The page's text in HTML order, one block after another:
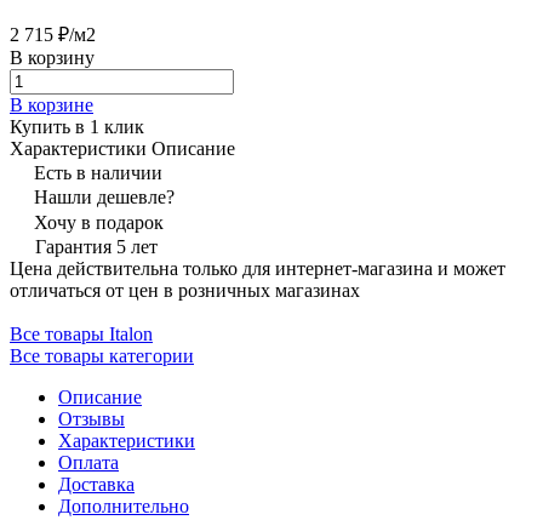
2 715 ₽/м2
В корзину
В корзине
Купить в 1 клик
Характеристики Описание
Есть в наличии
Нашли дешевле?
Хочу в подарок
Гарантия 5 лет
Цена действительна только для интернет-магазина и может
отличаться от цен в розничных магазинах
Все товары Italon
Все товары категории
Описание
Отзывы
Характеристики
Оплата
Доставка
Дополнительно